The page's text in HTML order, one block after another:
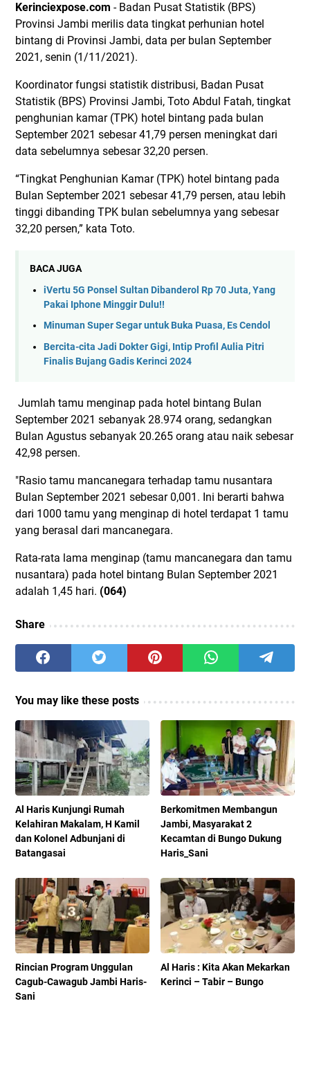
Kerinciexpose.com - Badan Pusat Statistik (BPS)
Provinsi Jambi merilis data tingkat perhunian hotel
bintang di Provinsi Jambi, data per bulan September
2021, senin (1/11/2021).
Koordinator fungsi statistik distribusi, Badan Pusat
Statistik (BPS) Provinsi Jambi, Toto Abdul Fatah, tingkat
penghunian kamar (TPK) hotel bintang pada bulan
September 2021 sebesar 41,79 persen meningkat dari
data sebelumnya sebesar 32,20 persen.
“Tingkat Penghunian Kamar (TPK) hotel bintang pada
Bulan September 2021 sebesar 41,79 persen, atau lebih
tinggi dibanding TPK bulan sebelumnya yang sebesar
32,20 persen,” kata Toto.
BACA JUGA
iVertu 5G Ponsel Sultan Dibanderol Rp 70 Juta, Yang
Pakai Iphone Minggir Dulu!!
Minuman Super Segar untuk Buka Puasa, Es Cendol
Bercita-cita Jadi Dokter Gigi, Intip Profil Aulia Pitri
Finalis Bujang Gadis Kerinci 2024
Jumlah tamu menginap pada hotel bintang Bulan
September 2021 sebanyak 28.974 orang, sedangkan
Bulan Agustus sebanyak 20.265 orang atau naik sebesar
42,98 persen.
"Rasio tamu mancanegara terhadap tamu nusantara
Bulan September 2021 sebesar 0,001. Ini berarti bahwa
dari 1000 tamu yang menginap di hotel terdapat 1 tamu
yang berasal dari mancanegara.
Rata-rata lama menginap (tamu mancanegara dan tamu
nusantara) pada hotel bintang Bulan September 2021
adalah 1,45 hari. (064)
Share
You may like these posts
Al Haris Kunjungi Rumah
Kelahiran Makalam, H Kamil
dan Kolonel Adbunjani di
Batangasai
Berkomitmen Membangun
Jambi, Masyarakat 2
Kecamtan di Bungo Dukung
Haris_Sani
Rincian Program Unggulan
Cagub-Cawagub Jambi Haris-
Sani
Al Haris : Kita Akan Mekarkan
Kerinci – Tabir – Bungo